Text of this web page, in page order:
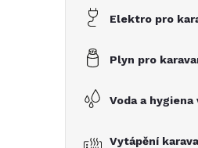
Elektro pro
Plyn pro
Voda a hygiena
Vytápění